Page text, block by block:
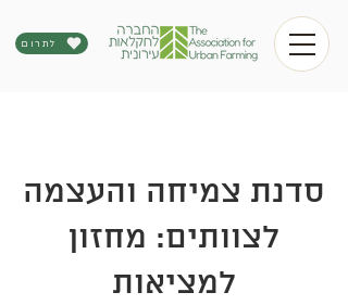
לתרום
סדנת צמיחה והעצמה
לצוותים: מחזון
למציאות